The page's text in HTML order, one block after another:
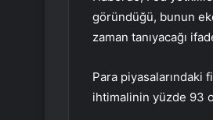
göründüğü, bunun
zaman tanıyacağı
Para piyasalarındaki
ihtimalinin yüzde 93